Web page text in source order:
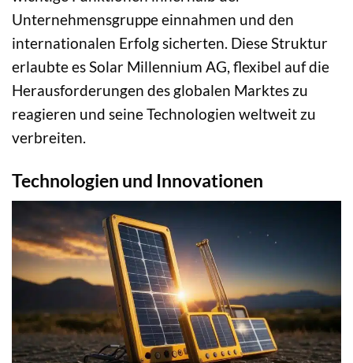
Unternehmensgruppe einnahmen und den
internationalen Erfolg sicherten. Diese Struktur
erlaubte es Solar Millennium AG, flexibel auf die
Herausforderungen des globalen Marktes zu
reagieren und seine Technologien weltweit zu
verbreiten.
Technologien und Innovationen